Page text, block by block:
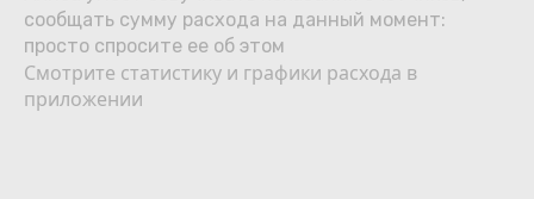
сообщать сумму расхода на данный момент:
просто спросите ее об этом
Смотрите статистику и графики расхода в
приложении